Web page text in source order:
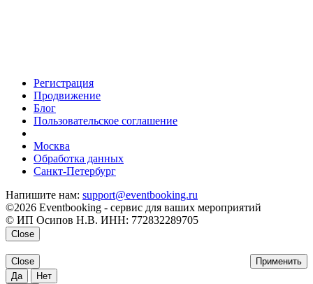
Регистрация
Продвижение
Блог
Пользовательское соглашение
Москва
Обработка данных
Санкт-Петербург
Напишите нам: support@eventbooking.ru
©2026 Eventbooking - сервис для ваших мероприятий
© ИП Осипов Н.В. ИНН: 772832289705
Close
Применить
Close
Да
Нет